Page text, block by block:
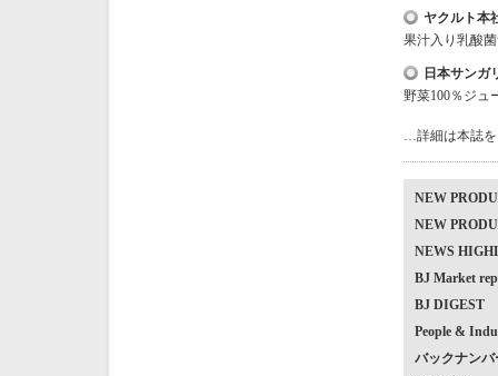
ヤクルト本
果汁入り乳酸
日本サンガ
野菜100％ジュ
…詳細は本誌
NEW
NEW
NEWS
BJ Market
BJ DIGEST
People &
バックナンバ